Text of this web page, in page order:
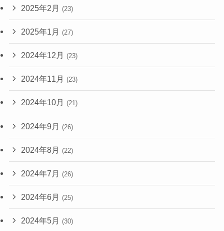
2025年2月 (23)
2025年1月 (27)
2024年12月 (23)
2024年11月 (23)
2024年10月 (21)
2024年9月 (26)
2024年8月 (22)
2024年7月 (26)
2024年6月 (25)
2024年5月 (30)